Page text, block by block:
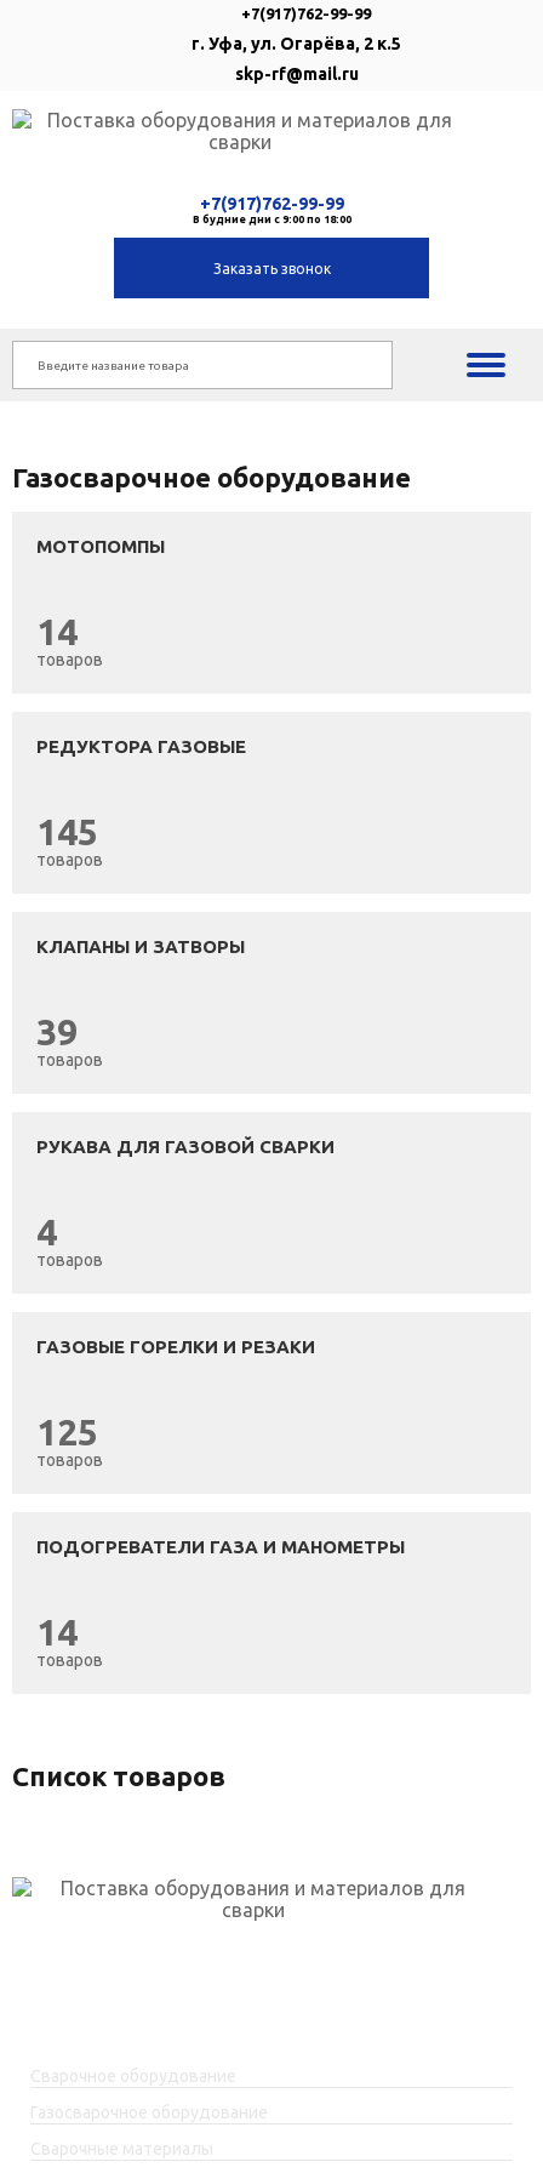
+7(917)762-99-99
г. Уфа, ул. Огарёва, 2 к.5
skp-rf@mail.ru
+7(917)762-99-99
В будние дни с 9:00 по 18:00
Заказать звонок
Газосварочное оборудование
МОТОПОМПЫ
14
товаров
РЕДУКТОРА ГАЗОВЫЕ
145
товаров
КЛАПАНЫ И ЗАТВОРЫ
39
товаров
РУКАВА ДЛЯ ГАЗОВОЙ СВАРКИ
4
товаров
ГАЗОВЫЕ ГОРЕЛКИ И РЕЗАКИ
125
товаров
ПОДОГРЕВАТЕЛИ ГАЗА И МАНОМЕТРЫ
14
товаров
Список товаров
Сварочное оборудование
Газосварочное оборудование
Сварочные материалы